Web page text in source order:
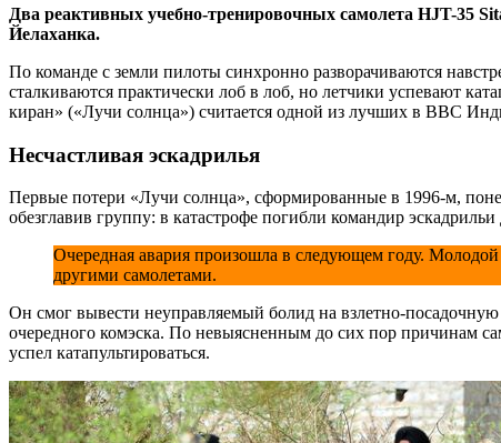
Два реактивных учебно-тренировочных самолета HJT-35
Йелаханка.
По команде с земли пилоты синхронно разворачиваются
сталкиваются практически лоб в лоб, но летчики успевают
киран» («Лучи солнца») считается одной из лучших в ВВС
Несчастливая эскадрилья
Первые потери «Лучи солнца», сформированные в 1996-м,
обезглавив группу: в катастрофе погибли командир
Очередная авария произошла в следующем году.
другими самолетами.
Он смог вывести неуправляемый болид на взлетно-
очередного комэска. По невыясненным до сих пор причинам
успел катапультироваться.